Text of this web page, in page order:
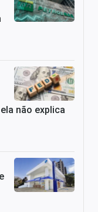
não explica